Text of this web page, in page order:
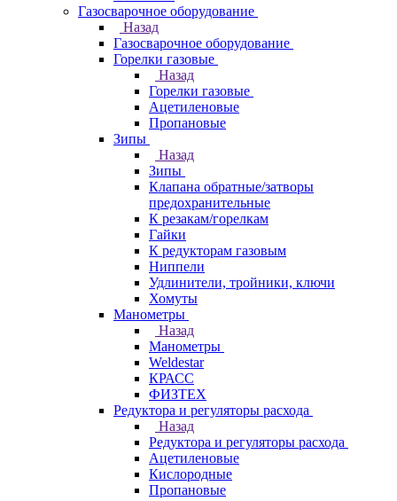
Газосварочное оборудование
Назад
Газосварочное оборудование
Горелки газовые
Назад
Горелки газовые
Ацетиленовые
Пропановые
Зипы
Назад
Зипы
Клапана обратные/затворы
предохранительные
К резакам/горелкам
Гайки
К редукторам газовым
Ниппели
Удлинители, тройники, ключи
Хомуты
Манометры
Назад
Манометры
Weldestar
КРАСС
ФИЗТЕХ
Редуктора и регуляторы расхода
Назад
Редуктора и регуляторы расхода
Ацетиленовые
Кислородные
Пропановые